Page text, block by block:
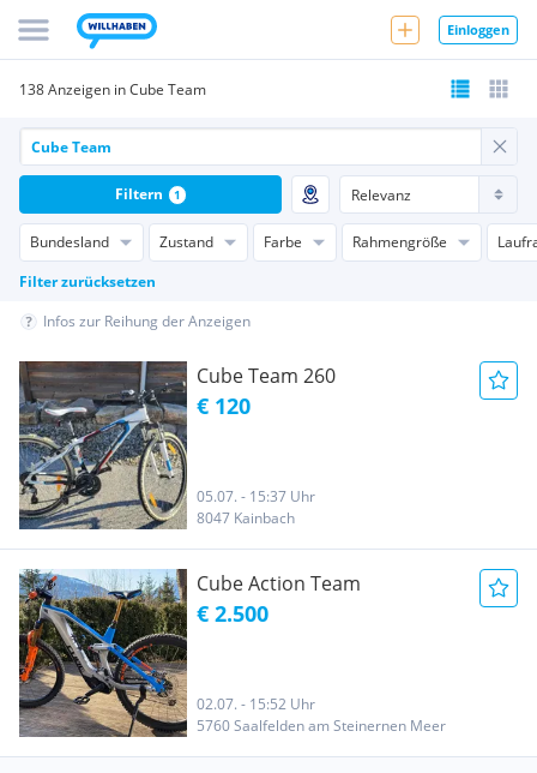
Einloggen
138 Anzeigen in Cube Team
Bundesland Zustand Farbe Rahmengröße
Filter zurücksetzen
Filtern 1
Infos zur Reihung der Anzeigen
Cube Team 260
€ 120
05.07. - 15:37 Uhr
8047 Kainbach
Cube Action Team
€ 2.500
02.07. - 15:52 Uhr
5760 Saalfelden am Steinernen Meer